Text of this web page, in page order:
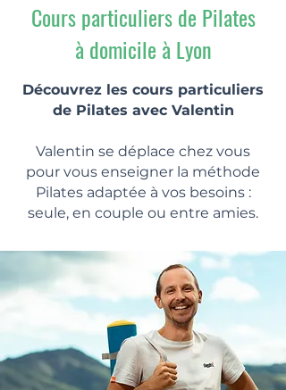
Cours particuliers de Pilates
à domicile à Lyon
Découvrez les cours particuliers
de Pilates avec Valentin
Valentin se déplace chez vous
pour vous enseigner la méthode
Pilates adaptée à vos besoins :
seule, en couple ou entre amies.